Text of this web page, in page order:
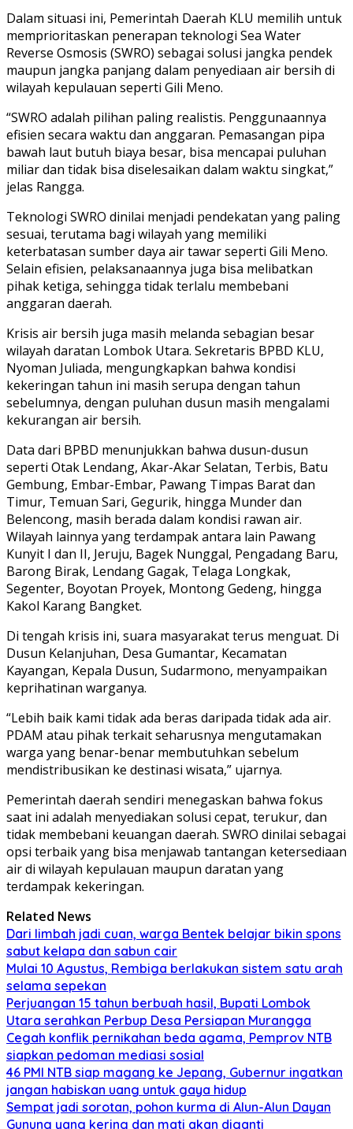
Dalam situasi ini, Pemerintah Daerah KLU memilih untuk
memprioritaskan penerapan teknologi Sea Water
Reverse Osmosis (SWRO) sebagai solusi jangka pendek
maupun jangka panjang dalam penyediaan air bersih di
wilayah kepulauan seperti Gili Meno.
“SWRO adalah pilihan paling realistis. Penggunaannya
efisien secara waktu dan anggaran. Pemasangan pipa
bawah laut butuh biaya besar, bisa mencapai puluhan
miliar dan tidak bisa diselesaikan dalam waktu singkat,”
jelas Rangga.
Teknologi SWRO dinilai menjadi pendekatan yang paling
sesuai, terutama bagi wilayah yang memiliki
keterbatasan sumber daya air tawar seperti Gili Meno.
Selain efisien, pelaksanaannya juga bisa melibatkan
pihak ketiga, sehingga tidak terlalu membebani
anggaran daerah.
Krisis air bersih juga masih melanda sebagian besar
wilayah daratan Lombok Utara. Sekretaris BPBD KLU,
Nyoman Juliada, mengungkapkan bahwa kondisi
kekeringan tahun ini masih serupa dengan tahun
sebelumnya, dengan puluhan dusun masih mengalami
kekurangan air bersih.
Data dari BPBD menunjukkan bahwa dusun-dusun
seperti Otak Lendang, Akar-Akar Selatan, Terbis, Batu
Gembung, Embar-Embar, Pawang Timpas Barat dan
Timur, Temuan Sari, Gegurik, hingga Munder dan
Belencong, masih berada dalam kondisi rawan air.
Wilayah lainnya yang terdampak antara lain Pawang
Kunyit I dan II, Jeruju, Bagek Nunggal, Pengadang Baru,
Barong Birak, Lendang Gagak, Telaga Longkak,
Segenter, Boyotan Proyek, Montong Gedeng, hingga
Kakol Karang Bangket.
Di tengah krisis ini, suara masyarakat terus menguat. Di
Dusun Kelanjuhan, Desa Gumantar, Kecamatan
Kayangan, Kepala Dusun, Sudarmono, menyampaikan
keprihatinan warganya.
“Lebih baik kami tidak ada beras daripada tidak ada air.
PDAM atau pihak terkait seharusnya mengutamakan
warga yang benar-benar membutuhkan sebelum
mendistribusikan ke destinasi wisata,” ujarnya.
Pemerintah daerah sendiri menegaskan bahwa fokus
saat ini adalah menyediakan solusi cepat, terukur, dan
tidak membebani keuangan daerah. SWRO dinilai sebagai
opsi terbaik yang bisa menjawab tantangan ketersediaan
air di wilayah kepulauan maupun daratan yang
terdampak kekeringan.
Related News
Dari limbah jadi cuan, warga Bentek belajar bikin spons
sabut kelapa dan sabun cair
Mulai 10 Agustus, Rembiga berlakukan sistem satu arah
selama sepekan
Perjuangan 15 tahun berbuah hasil, Bupati Lombok
Utara serahkan Perbup Desa Persiapan Murangga
Cegah konflik pernikahan beda agama, Pemprov NTB
siapkan pedoman mediasi sosial
46 PMI NTB siap magang ke Jepang, Gubernur ingatkan
jangan habiskan uang untuk gaya hidup
Sempat jadi sorotan, pohon kurma di Alun-Alun Dayan
Gunung yang kering dan mati akan diganti